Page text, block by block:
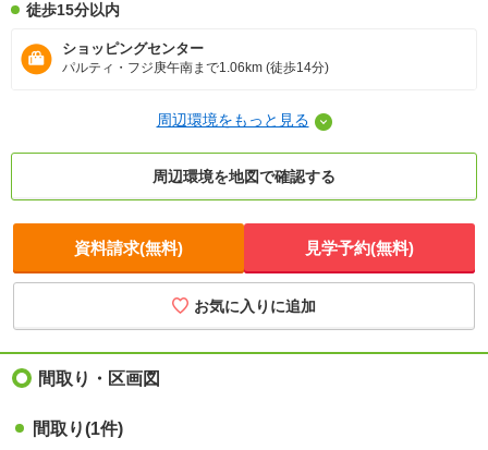
徒歩15分以内
ショッピングセンター
パルティ・フジ庚午南まで1.06km (徒歩14分)
周辺環境をもっと見る
周辺環境を地図で確認する
資料請求(無料) 見学予約(無料)
お気に入りに追加
間取り・区画図
間取り(1件)